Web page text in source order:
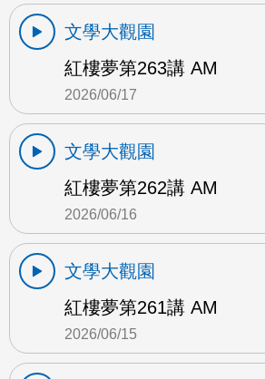
文學大觀園
紅樓夢第263講 AM
2026/06/17
文學大觀園
紅樓夢第262講 AM
2026/06/16
文學大觀園
紅樓夢第261講 AM
2026/06/15